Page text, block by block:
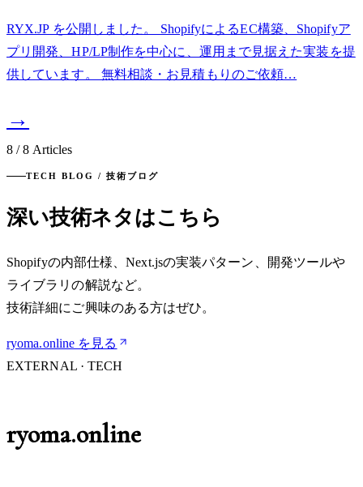
RYX.JP を公開しました。 ShopifyによるEC構築、Shopifyア
プリ開発、HP/LP制作を中心に、運用まで見据えた実装を提
供しています。 無料相談・お見積もりのご依頼…
→
8 /8 Articles
TECH BLOG / 技術ブログ
深い技術ネタはこちら
Shopifyの内部仕様、Next.jsの実装パターン、開発ツールや
ライブラリの解説など。
技術詳細にご興味のある方はぜひ。
ryoma.online を見る
EXTERNAL · TECH
ryoma.online